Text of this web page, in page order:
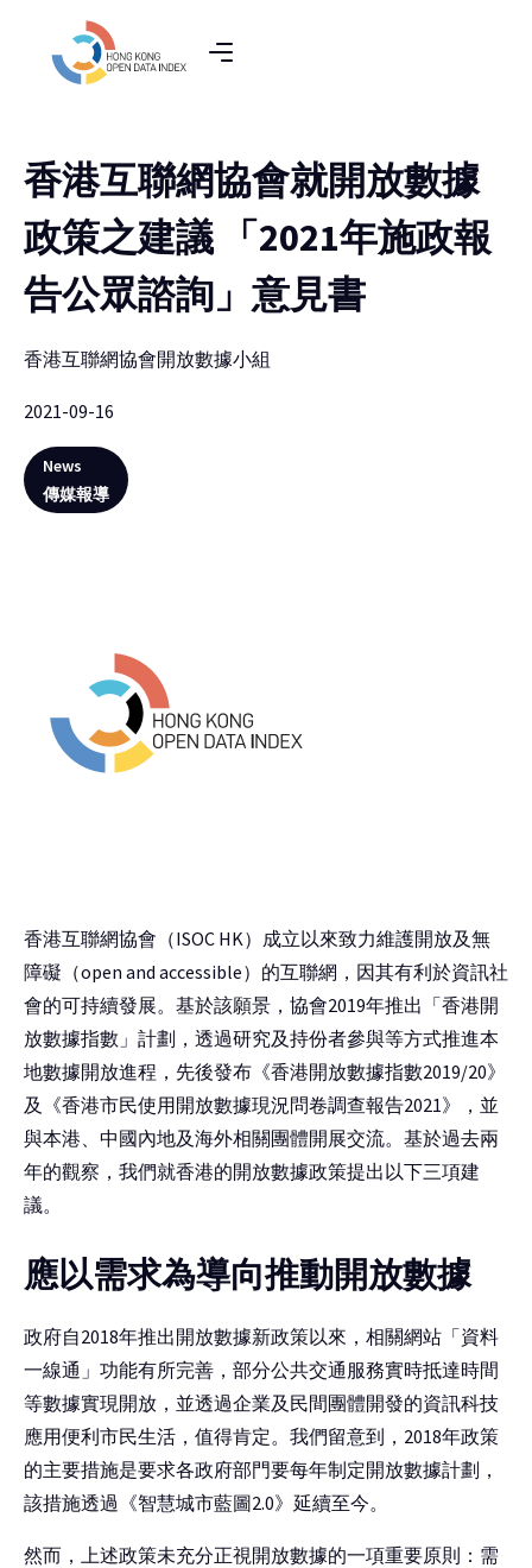
香港互聯網協會就開放數據
政策之建議 「2021年施政報
告公眾諮詢」意見書
香港互聯網協會開放數據小組
2021-09-16
News
傳媒報導
香港互聯網協會（ISOC HK）成立以來致力維護開放及無
障礙（open and accessible）的互聯網，因其有利於資訊社
會的可持續發展。基於該願景，協會2019年推出「香港開
放數據指數」計劃，透過研究及持份者參與等方式推進本
地數據開放進程，先後發布《香港開放數據指數2019/20》
及《香港市民使用開放數據現況問卷調查報告2021》，並
與本港、中國內地及海外相關團體開展交流。基於過去兩
年的觀察，我們就香港的開放數據政策提出以下三項建
議。
應以需求為導向推動開放數據
政府自2018年推出開放數據新政策以來，相關網站「資料
一線通」功能有所完善，部分公共交通服務實時抵達時間
等數據實現開放，並透過企業及民間團體開發的資訊科技
應用便利市民生活，值得肯定。我們留意到，2018年政策
的主要措施是要求各政府部門要每年制定開放數據計劃，
該措施透過《智慧城市藍圖2.0》延續至今。
然而，上述政策未充分正視開放數據的一項重要原則：需